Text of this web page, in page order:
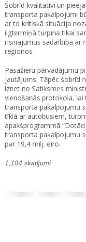
Šobrīd kvalitatīvi un
transporta pakalpojumi
ar to kritiskā situācija
ilgtermiņā turpina tikai
risinājumus sadarbībā ar
reģionos.
Pasažieru pārvadājumu
jautājums. Tāpēc šobrīd
izriet no Satiksmes
vienošanās protokola,
transporta pakalpojumu
tīklā ar autobusiem,
apakšprogrammā
transporta pakalpojumu
par 19,4 milj. eiro.
1,104 skatījumi